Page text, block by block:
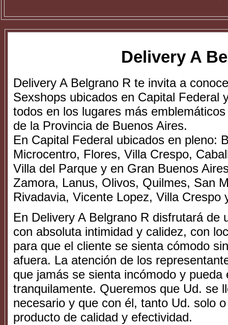
Delivery A
Delivery A Belgrano R te invita a
Sexshops ubicados en Capital Federal
todos en los lugares más
de la Provincia de Buenos Aires.
En Capital Federal ubicados en pleno:
Microcentro, Flores, Villa Crespo,
Villa del Parque y en Gran Buenos
Zamora, Lanus, Olivos, Quilmes, San
Rivadavia, Vicente Lopez, Villa Crespo
En Delivery A Belgrano R disfrutará de
con absoluta intimidad y calidez, con
para que el cliente se sienta cómodo
afuera. La atención de los
que jamás se sienta incómodo y
tranquilamente. Queremos que Ud. se
necesario y que con él, tanto Ud. solo
producto de calidad y efectividad.